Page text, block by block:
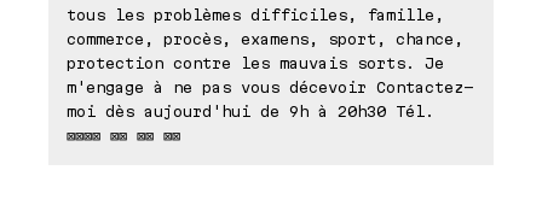
tous les problèmes difficiles, famille,
commerce, procès, examens, sport, chance,
protection contre les mauvais sorts. Je
m'engage à ne pas vous décevoir Contactez-
moi dès aujourd'hui de 9h à 20h30 Tél.
⊠⊠⊠⊠ ⊠⊠ ⊠⊠ ⊠⊠